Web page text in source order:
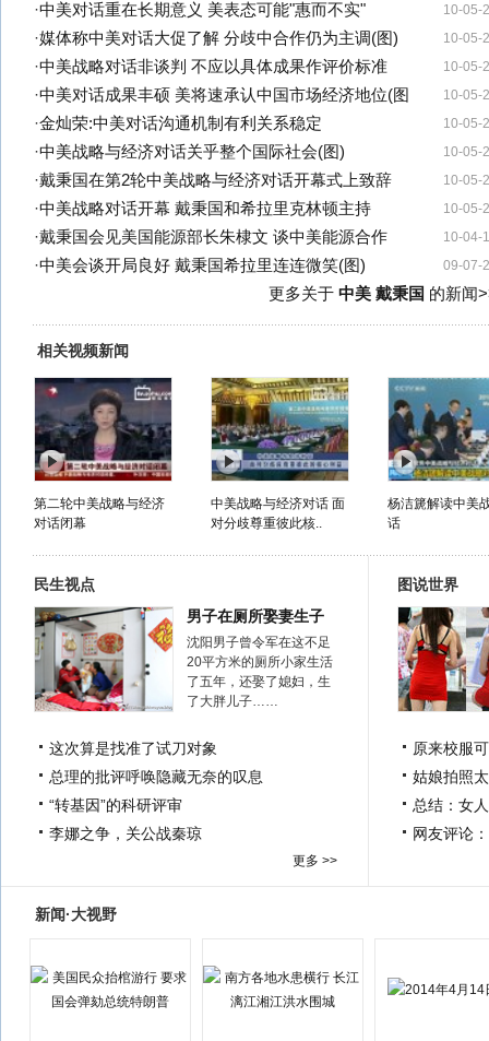
10-05-
·中美对话重在长期意义 美表态可能"惠而不实"
10-05-
·媒体称中美对话大促了解 分歧中合作仍为主调(图)
10-05-
·中美战略对话非谈判 不应以具体成果作评价标准
10-05-
·中美对话成果丰硕 美将速承认中国市场经济地位(图
10-05-
·金灿荣:中美对话沟通机制有利关系稳定
10-05-
·中美战略与经济对话关乎整个国际社会(图)
10-05-
·戴秉国在第2轮中美战略与经济对话开幕式上致辞
10-05-
·中美战略对话开幕 戴秉国和希拉里克林顿主持
10-04-
·戴秉国会见美国能源部长朱棣文 谈中美能源合作
09-07-
·中美会谈开局良好 戴秉国希拉里连连微笑(图)
更多关于 中美 戴秉国 的新闻
相关视频新闻
第二轮中美战略与经济
对话闭幕
中美战略与经济对话 面
对分歧尊重彼此核..
杨洁篪解读中美
话
民生视点
男子在厕所娶妻生子
沈阳男子曾令军在这不足
20平方米的厕所小家生活
了五年，还娶了媳妇，生
了大胖儿子……
这次算是找准了试刀对象
总理的批评呼唤隐藏无奈的叹息
“转基因”的科研评审
李娜之争，关公战秦琼
更多 >>
图说世界
原来校服
姑娘拍照
总结：女
网友评论
新闻·大视野